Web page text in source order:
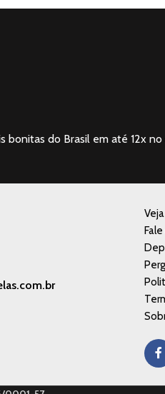
bonitas do Brasil em até 12x